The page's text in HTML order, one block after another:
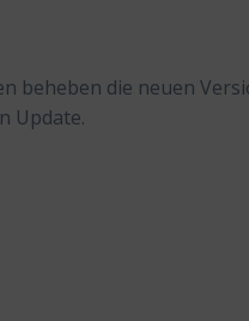
beheben die neuen
Update.